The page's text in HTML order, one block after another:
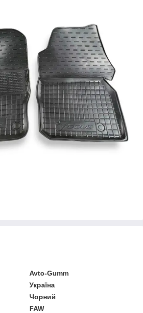
Avto-Gumm
Україна
Чорний
FAW